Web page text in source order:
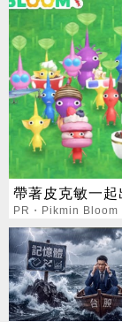
帶著皮克敏一起
PR・Pikmin Bloom